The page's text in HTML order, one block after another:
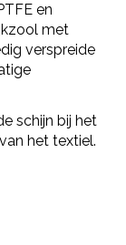
en
met
verspreide
schijn bij het
het textiel.